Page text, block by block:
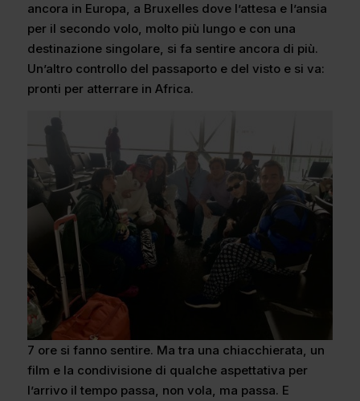
ancora in Europa, a Bruxelles dove l’attesa e l’ansia
per il secondo volo, molto più lungo e con una
destinazione singolare, si fa sentire ancora di più.
Un’altro controllo del passaporto e del visto e si va:
pronti per atterrare in Africa.
7 ore si fanno sentire. Ma tra una chiacchierata, un
film e la condivisione di qualche aspettativa per
l’arrivo il tempo passa, non vola, ma passa. E